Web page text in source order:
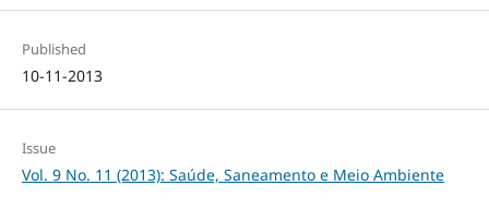
Published
10-11-2013
Issue
Vol. 9 No. 11 (2013): Saúde, Saneamento e Meio Ambiente